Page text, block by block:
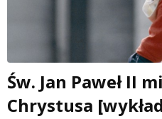
Św. Jan Paweł II
Chrystusa